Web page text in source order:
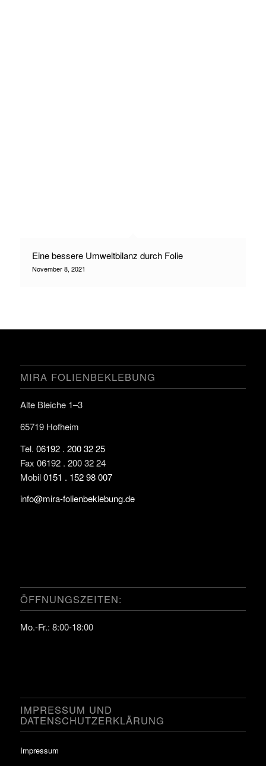
Eine bessere Umweltbilanz durch Folie
November 8, 2021
MIRA FOLIENBEKLEBUNG
Alte Bleiche 1–3
65719 Hofheim
Tel. 06192 . 200 32 25
Fax 06192 . 200 32 24
Mobil0151 . 152 98 007
info@mira-folienbeklebung.de
ÖFFNUNGSZEITEN:
Mo.-Fr.: 8:00-18:00
IMPRESSUM UND
DATENSCHUTZERKLÄRUNG
Impressum